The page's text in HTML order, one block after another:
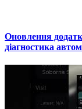
Оновлення
діагностика